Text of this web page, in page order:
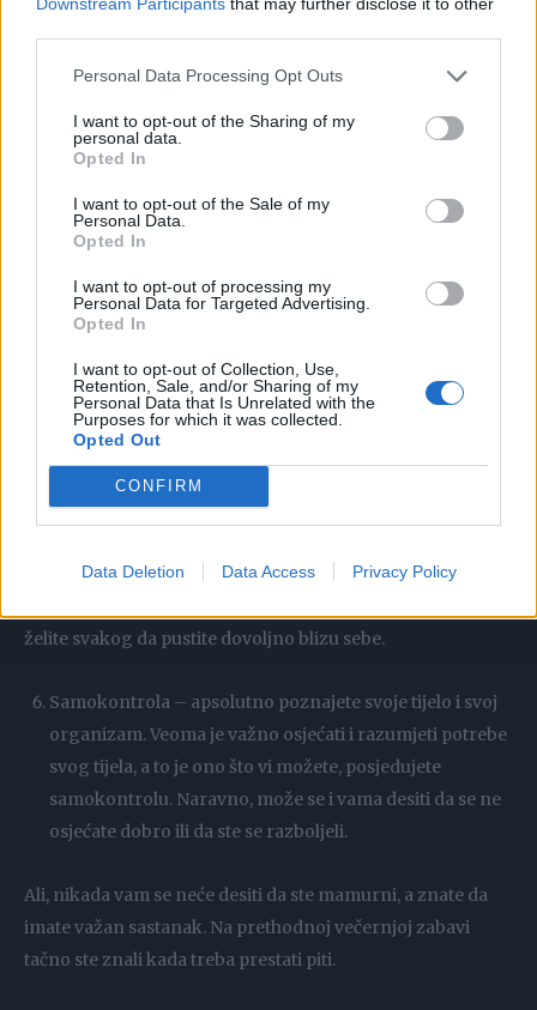
Personal Data Processing Opt Outs
I want to opt-out of the Sharing of my
personal data.
Opted In
I want to opt-out of the Sale of my
Personal Data.
Opted In
I want to opt-out of processing my
Personal Data for Targeted Advertising.
Opted In
I want to opt-out of Collection, Use,
Retention, Sale, and/or Sharing of my
Personal Data that Is Unrelated with the
Purposes for which it was collected.
Opted Out
CONFIRM
Data Deletion Data Access Privacy Policy
Sagradili ste svoju ličnost – niste neko ko zavisi o
posljednjem trendu mode ili parfema. Tačno znate šta
vam je potrebno i šta želite. Stekli ste harmoniju između
Pratite modu, ali se oblačite onako kako vi ipak želite. Na
svim mjestima i prilikama, izgledate savršeno, a opet
prikladno i ležerno.
Poznajete svoje granice – neko ste ko savršeno zna šta
su to ograničenja i sposobni ste da ih sami sebi
postavite.
Jasno znate šta želite i koliko prostora nekom dopuštate.
preko svojih granica. Ni poklon, novac, nagrada, ucjena
želite svakog da pustite dovoljno blizu sebe.
Samokontrola – apsolutno poznajete svoje tijelo i svoj
organizam. Veoma je važno osjećati i razumjeti potrebe
svog tijela, a to je ono što vi možete, posjedujete
samokontrolu. Naravno, može se i vama desiti da se ne
osjećate dobro ili da ste se razboljeli.
Ali, nikada vam se neće desiti da ste mamurni, a znate da
imate važan sastanak. Na prethodnoj večernjoj zabavi
tačno ste znali kada treba prestati piti.